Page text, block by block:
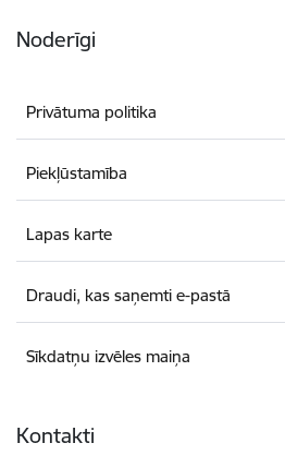
Noderīgi
Privātuma politika
Piekļūstamība
Lapas karte
Draudi, kas saņemti e-pastā
Sīkdatņu izvēles maiņa
Kontakti